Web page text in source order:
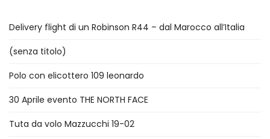
Delivery flight di un Robinson R44 – dal Marocco all’Italia
(senza titolo)
Polo con elicottero 109 leonardo
30 Aprile evento THE NORTH FACE
Tuta da volo Mazzucchi 19-02